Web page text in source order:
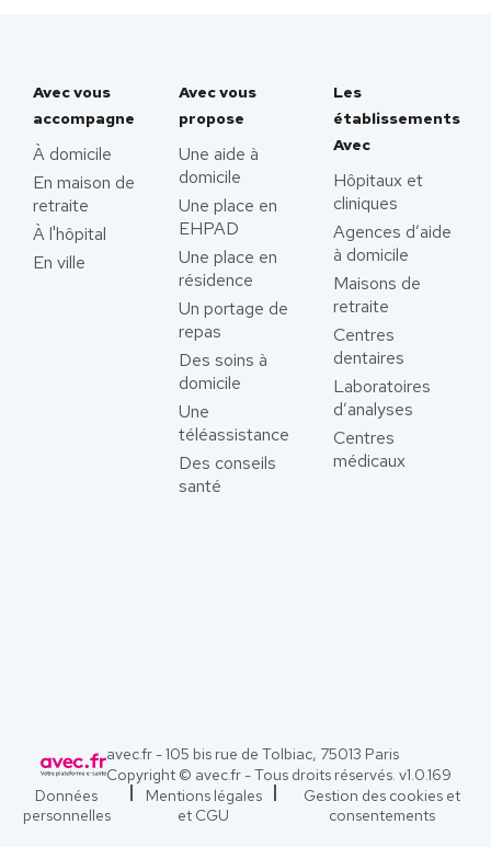
Avec vous
accompagne
À domicile
En maison de
retraite
À l'hôpital
En ville
Avec vous
propose
Une aide à
domicile
Une place en
EHPAD
Une place en
résidence
Un portage de
repas
Des soins à
domicile
Une
téléassistance
Des conseils
santé
Les
établissements
Avec
Hôpitaux et
cliniques
Agences d’aide
à domicile
Maisons de
retraite
Centres
dentaires
Laboratoires
d’analyses
Centres
médicaux
avec.fr - 105 bis rue de Tolbiac, 75013 Paris
Copyright © avec.fr - Tous droits réservés. v1.0.169
Données
personnelles
Mentions légales
et CGU
Gestion des cookies et
consentements